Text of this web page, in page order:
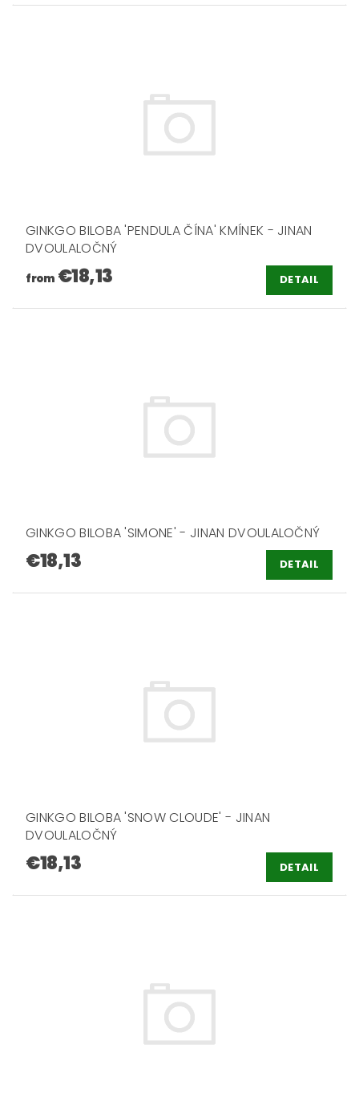
GINKGO BILOBA 'PENDULA ČÍNA' KMÍNEK - JINAN
DVOULALOČNÝ
from €18,13 DETAIL
GINKGO BILOBA 'SIMONE' - JINAN DVOULALOČNÝ
€18,13 DETAIL
GINKGO BILOBA 'SNOW CLOUDE' - JINAN
DVOULALOČNÝ
€18,13 DETAIL